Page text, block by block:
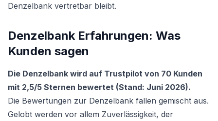
Denzelbank vertretbar bleibt.
Denzelbank Erfahrungen: Was
Kunden sagen
Die Denzelbank wird auf Trustpilot von 70 Kunden
mit 2,5/5 Sternen bewertet (Stand: Juni 2026).
Die Bewertungen zur Denzelbank fallen gemischt aus.
Gelobt werden vor allem Zuverlässigkeit, der